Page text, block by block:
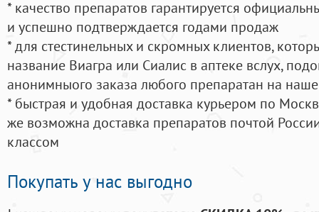
* качество препаратов гарантируется
и успешно подтверждается годами продаж
* для стестинельных и скромных клиентов,
название Виагра или Сиалис в аптеке вслух,
анонимныого заказа любого препаратан на
* быстрая и удобная доставка курьером по
же возможна доставка препаратов почтой
классом
Покупать у нас выгодно